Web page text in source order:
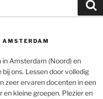
in Amsterdam (Noord) en
ons. Lessen door volledig
zeer ervaren docenten in een
en kleine groepen. Plezier en